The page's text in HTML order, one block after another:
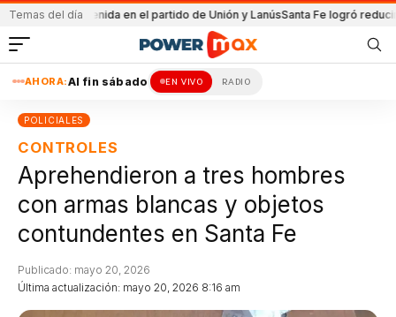
Temas del día
Detenida en el partido de Unión y Lanús Santa Fe logró reducir costo
AHORA:Al fin sábado EN VIVO RADIO
POLICIALES
CONTROLES
Aprehendieron a tres hombres
con armas blancas y objetos
contundentes en Santa Fe
Última actualización: mayo 20, 2026 8:16 am
Publicado: mayo 20, 2026